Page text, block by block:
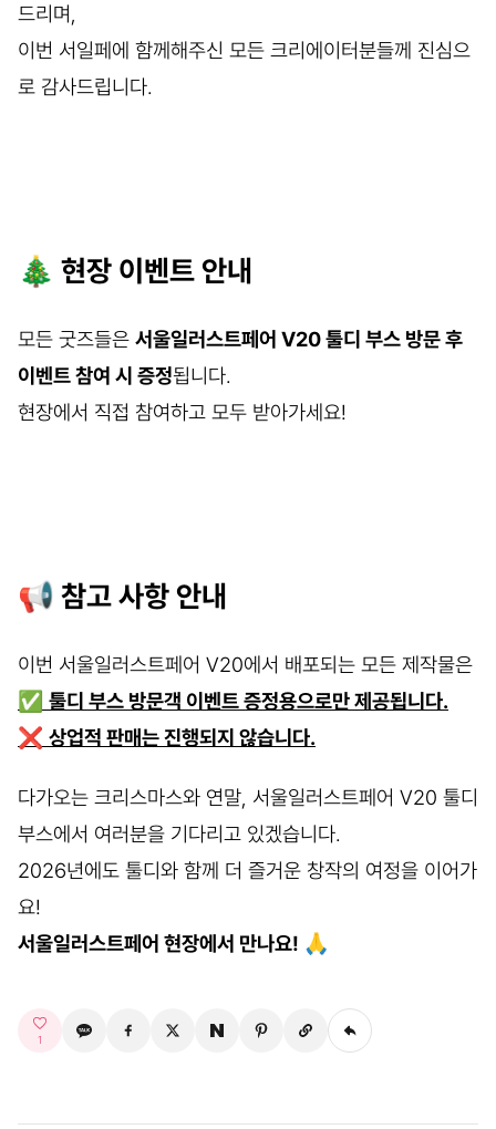
드리며,
이번 서일페에 함께해주신 모든 크리에이터분들께 진심으
로 감사드립니다.
🎄 현장 이벤트 안내
모든 굿즈들은 서울일러스트페어 V20 툴디 부스 방문 후
이벤트 참여 시 증정됩니다.
현장에서 직접 참여하고 모두 받아가세요!
📢 참고 사항 안내
이번 서울일러스트페어 V20에서 배포되는 모든 제작물은
✅ 툴디 부스 방문객 이벤트 증정용으로만 제공됩니다.
❌ 상업적 판매는 진행되지 않습니다.
다가오는 크리스마스와 연말, 서울일러스트페어 V20 툴디
부스에서 여러분을 기다리고 있겠습니다.
2026년에도 툴디와 함께 더 즐거운 창작의 여정을 이어가
요!
서울일러스트페어 현장에서 만나요! 🙏
1